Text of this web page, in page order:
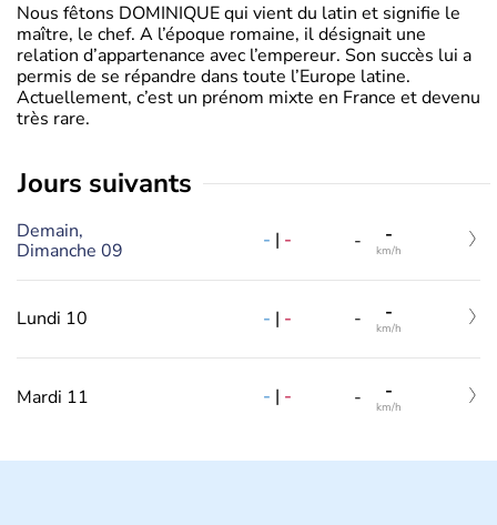
Nous fêtons DOMINIQUE qui vient du latin et signifie le
maître, le chef. A l’époque romaine, il désignait une
relation d’appartenance avec l’empereur. Son succès lui a
permis de se répandre dans toute l’Europe latine.
Actuellement, c’est un prénom mixte en France et devenu
très rare.
jours suivants
Demain,
Dimanche 09
- | - - -
km/h
Lundi 10 - | - - -
km/h
Mardi 11 - | - - -
km/h